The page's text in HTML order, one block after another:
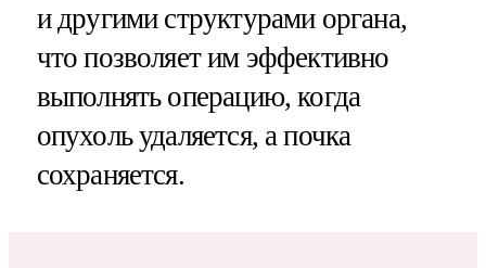
и другими структурами органа,
что позволяет им эффективно
выполнять операцию, когда
опухоль удаляется, а почка
сохраняется.